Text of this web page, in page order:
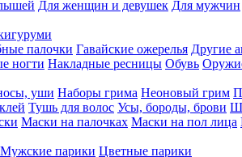
Для женщин и девушек Для мужчин
палочки Гавайские ожерелья Другие
ногти Накладные ресницы Обувь
уши Наборы грима Неоновый грим
Тушь для волос Усы, бороды, брови
Маски на палочках Маски на пол лица
Мужские парики Цветные парики